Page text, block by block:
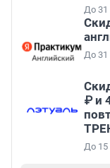
До 31
До 31
₽ и
До 15